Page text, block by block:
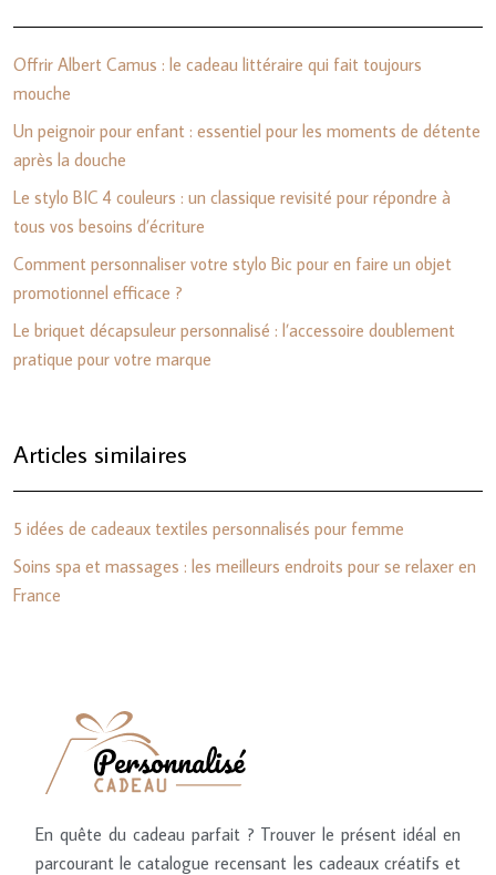
Offrir Albert Camus : le cadeau littéraire qui fait toujours
mouche
Un peignoir pour enfant : essentiel pour les moments de détente
après la douche
Le stylo BIC 4 couleurs : un classique revisité pour répondre à
tous vos besoins d’écriture
Comment personnaliser votre stylo Bic pour en faire un objet
promotionnel efficace ?
Le briquet décapsuleur personnalisé : l’accessoire doublement
pratique pour votre marque
Articles similaires
5 idées de cadeaux textiles personnalisés pour femme
Soins spa et massages : les meilleurs endroits pour se relaxer en
France
En quête du cadeau parfait ? Trouver le présent idéal en
parcourant le catalogue recensant les cadeaux créatifs et